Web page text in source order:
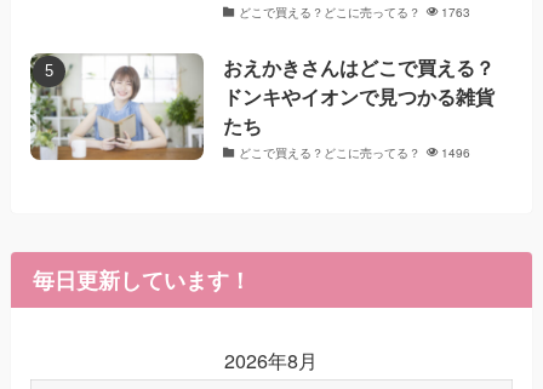
どこで買える？どこに売ってる？ 1763
おえかきさんはどこで買える？
ドンキやイオンで見つかる雑貨
たち
どこで買える？どこに売ってる？ 1496
毎日更新しています！
2026年8月